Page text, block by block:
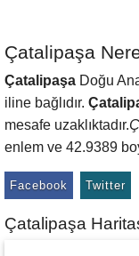
Çatalipaşa
Çatalipaşa Doğu
iline bağlıdır.
mesafe uzaklıktadır.
enlem ve 42.9389
Facebook Twitter
Çatalipaşa